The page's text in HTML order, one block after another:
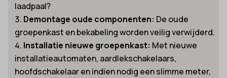
laadpaal?
Demontage oude componenten: De oude
groepenkast en bekabeling worden veilig verwijderd.
Installatie nieuwe groepenkast: Met nieuwe
installatieautomaten, aardlekschakelaars,
hoofdschakelaar en indien nodig een slimme meter,